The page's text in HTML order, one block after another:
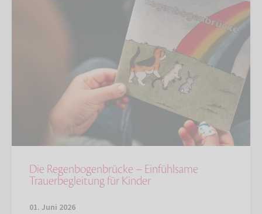
Die Regenbogenbrücke – Einfühlsame
Trauerbegleitung für Kinder
01. Juni 2026